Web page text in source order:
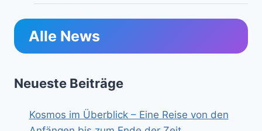
Alle News
Neueste Beiträge
Kosmos im Überblick – Eine Reise von den